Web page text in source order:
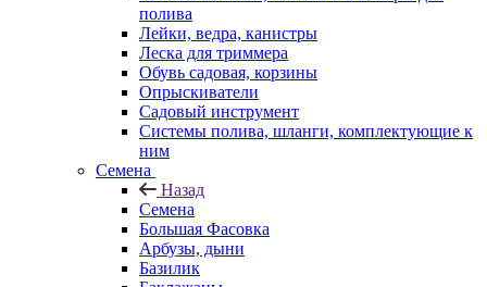
полива
Лейки, ведра, канистры
Леска для триммера
Обувь садовая, корзины
Опрыскиватели
Садовый инструмент
Системы полива, шланги, комплектующие к
ним
Семена
Назад
Семена
Большая Фасовка
Арбузы, дыни
Базилик